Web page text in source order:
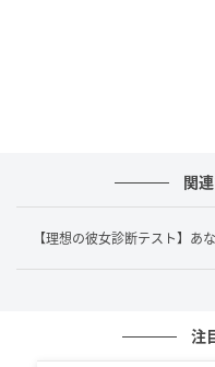
調節が可能。
関
【理想の彼女診断テスト】あ
注